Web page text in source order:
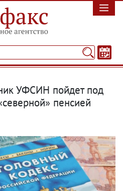
УФСИН пойдет под
пенсией